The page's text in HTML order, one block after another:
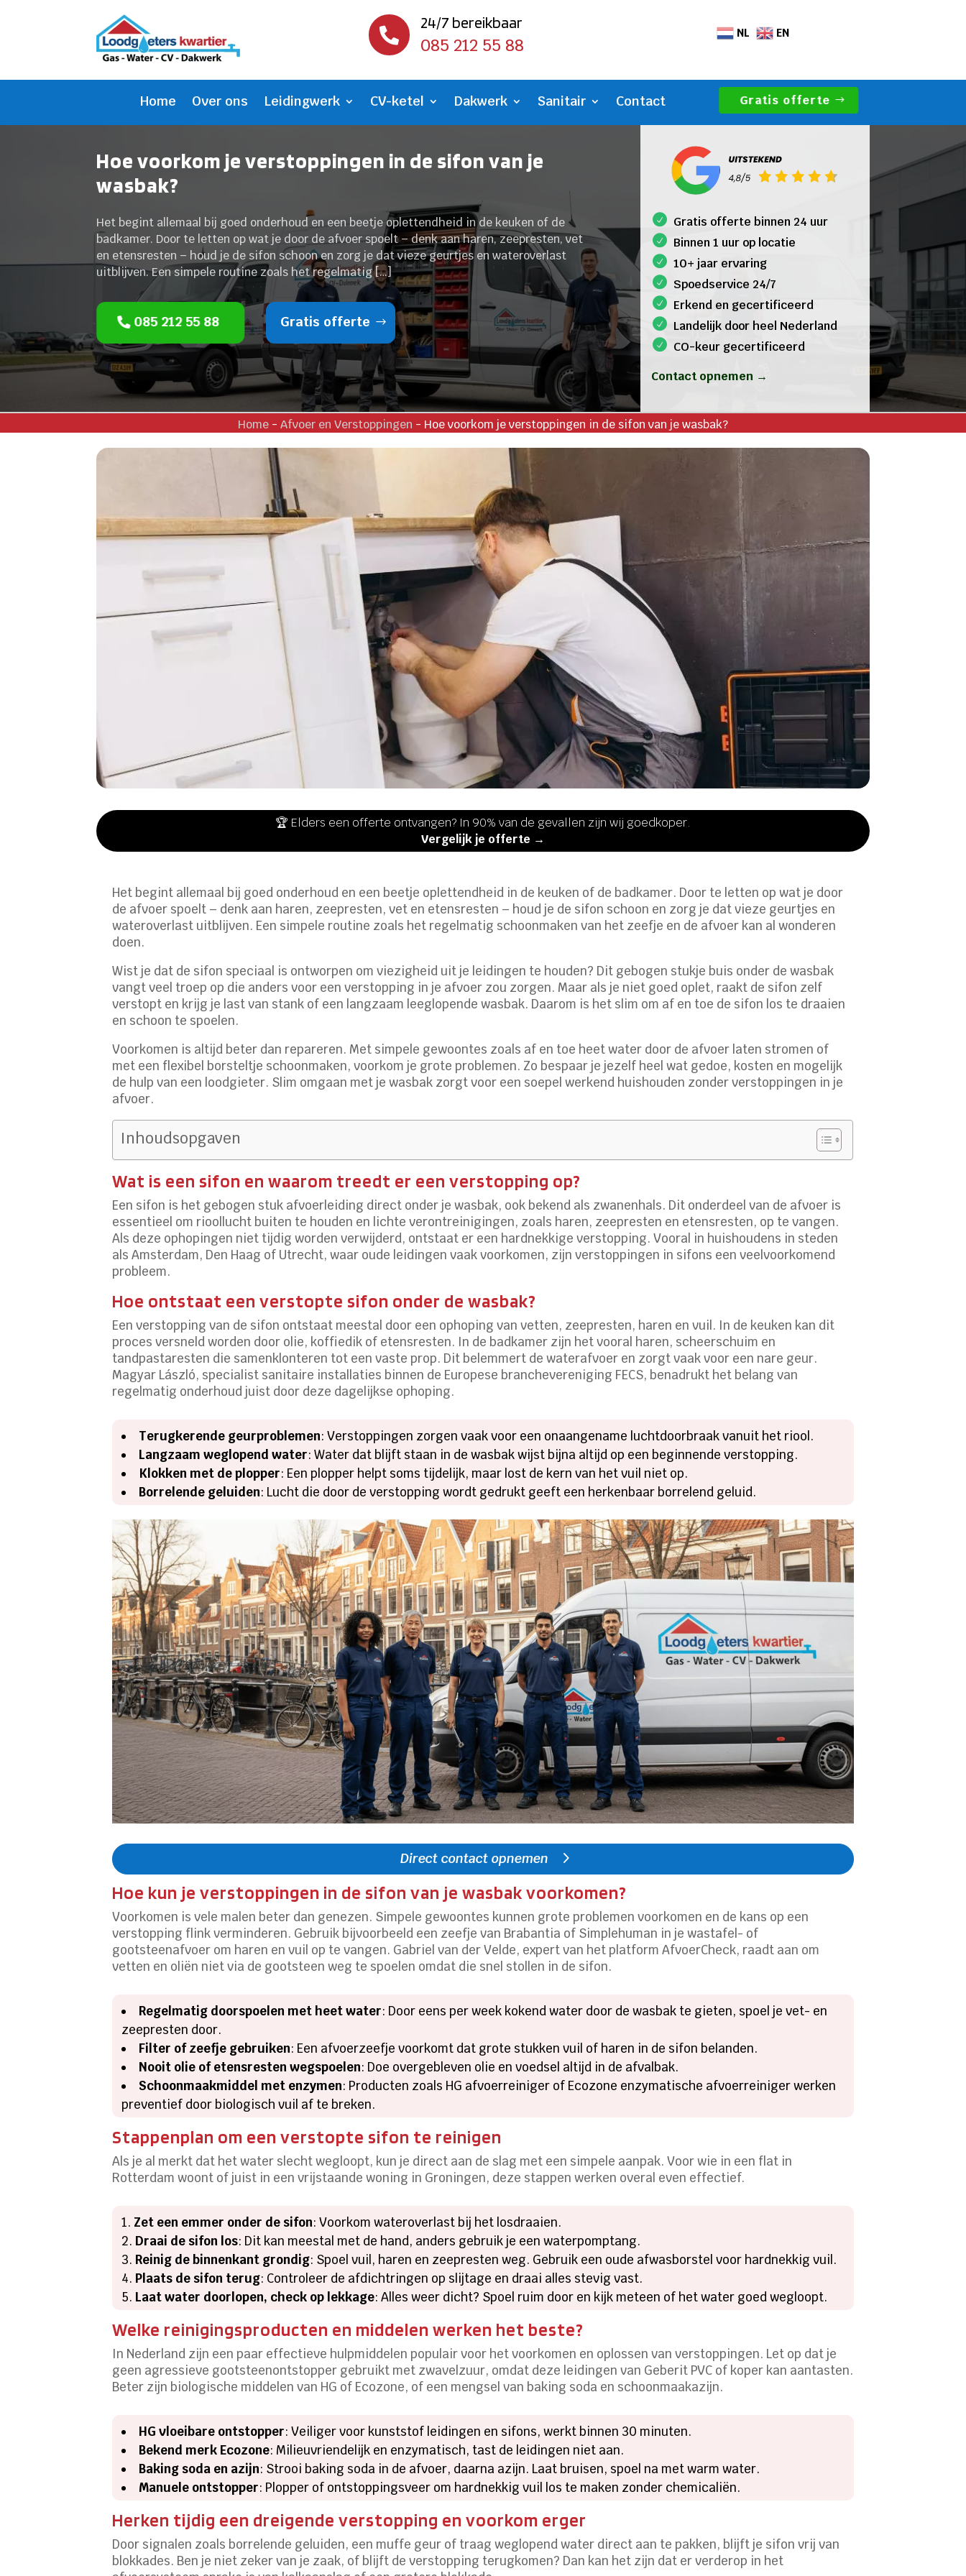

24/7 bereikbaar
085 212 55 88
NL EN
Home Over ons Leidingwerk CV-ketel Dakwerk Sanitair Contact Gratis offerte
Hoe voorkom je verstoppingen in de sifon van je
wasbak?
Het begint allemaal bij goed onderhoud en een beetje oplettendheid in de keuken of de
badkamer. Door te letten op wat je door de afvoer spoelt – denk aan haren, zeepresten, vet
en etensresten – houd je de sifon schoon en zorg je dat vieze geurtjes en wateroverlast
uitblijven. Een simpele routine zoals het regelmatig […]
085 212 55 88 Gratis offerte
Gratis offerte binnen 24 uur
Binnen 1 uur op locatie
10+ jaar ervaring
Spoedservice 24/7
Erkend en gecertificeerd
Landelijk door heel Nederland
CO-keur gecertificeerd
Contact opnemen →
Home - Afvoer en Verstoppingen - Hoe voorkom je verstoppingen in de sifon van je wasbak?
🏆 Elders een offerte ontvangen? In 90% van de gevallen zijn wij goedkoper.
Vergelijk je offerte →
Het begint allemaal bij goed onderhoud en een beetje oplettendheid in de keuken of de badkamer. Door te letten op wat je door
de afvoer spoelt – denk aan haren, zeepresten, vet en etensresten – houd je de sifon schoon en zorg je dat vieze geurtjes en
wateroverlast uitblijven. Een simpele routine zoals het regelmatig schoonmaken van het zeefje en de afvoer kan al wonderen
doen.
Wist je dat de sifon speciaal is ontworpen om viezigheid uit je leidingen te houden? Dit gebogen stukje buis onder de wasbak
vangt veel troep op die anders voor een verstopping in je afvoer zou zorgen. Maar als je niet goed oplet, raakt de sifon zelf
verstopt en krijg je last van stank of een langzaam leeglopende wasbak. Daarom is het slim om af en toe de sifon los te draaien
en schoon te spoelen.
Voorkomen is altijd beter dan repareren. Met simpele gewoontes zoals af en toe heet water door de afvoer laten stromen of
met een flexibel borsteltje schoonmaken, voorkom je grote problemen. Zo bespaar je jezelf heel wat gedoe, kosten en mogelijk
de hulp van een loodgieter. Slim omgaan met je wasbak zorgt voor een soepel werkend huishouden zonder verstoppingen in je
afvoer.
Inhoudsopgaven
Wat is een sifon en waarom treedt er een verstopping op?
Een sifon is het gebogen stuk afvoerleiding direct onder je wasbak, ook bekend als zwanenhals. Dit onderdeel van de afvoer is
essentieel om rioollucht buiten te houden en lichte verontreinigingen, zoals haren, zeepresten en etensresten, op te vangen.
Als deze ophopingen niet tijdig worden verwijderd, ontstaat er een hardnekkige verstopping. Vooral in huishoudens in steden
als Amsterdam, Den Haag of Utrecht, waar oude leidingen vaak voorkomen, zijn verstoppingen in sifons een veelvoorkomend
probleem.
Hoe ontstaat een verstopte sifon onder de wasbak?
Een verstopping van de sifon ontstaat meestal door een ophoping van vetten, zeepresten, haren en vuil. In de keuken kan dit
proces versneld worden door olie, koffiedik of etensresten. In de badkamer zijn het vooral haren, scheerschuim en
tandpastaresten die samenklonteren tot een vaste prop. Dit belemmert de waterafvoer en zorgt vaak voor een nare geur.
Magyar László, specialist sanitaire installaties binnen de Europese branchevereniging FECS, benadrukt het belang van
regelmatig onderhoud juist door deze dagelijkse ophoping.
Terugkerende geurproblemen: Verstoppingen zorgen vaak voor een onaangename luchtdoorbraak vanuit het riool.
Langzaam weglopend water: Water dat blijft staan in de wasbak wijst bijna altijd op een beginnende verstopping.
Klokken met de plopper: Een plopper helpt soms tijdelijk, maar lost de kern van het vuil niet op.
Borrelende geluiden: Lucht die door de verstopping wordt gedrukt geeft een herkenbaar borrelend geluid.
Direct contact opnemen
Hoe kun je verstoppingen in de sifon van je wasbak voorkomen?
Voorkomen is vele malen beter dan genezen. Simpele gewoontes kunnen grote problemen voorkomen en de kans op een
verstopping flink verminderen. Gebruik bijvoorbeeld een zeefje van Brabantia of Simplehuman in je wastafel- of
gootsteenafvoer om haren en vuil op te vangen. Gabriel van der Velde, expert van het platform AfvoerCheck, raadt aan om
vetten en oliën niet via de gootsteen weg te spoelen omdat die snel stollen in de sifon.
Regelmatig doorspoelen met heet water: Door eens per week kokend water door de wasbak te gieten, spoel je vet- en
zeepresten door.
Filter of zeefje gebruiken: Een afvoerzeefje voorkomt dat grote stukken vuil of haren in de sifon belanden.
Nooit olie of etensresten wegspoelen: Doe overgebleven olie en voedsel altijd in de afvalbak.
Schoonmaakmiddel met enzymen: Producten zoals HG afvoerreiniger of Ecozone enzymatische afvoerreiniger werken
preventief door biologisch vuil af te breken.
Stappenplan om een verstopte sifon te reinigen
Als je al merkt dat het water slecht wegloopt, kun je direct aan de slag met een simpele aanpak. Voor wie in een flat in
Rotterdam woont of juist in een vrijstaande woning in Groningen, deze stappen werken overal even effectief.
Zet een emmer onder de sifon: Voorkom wateroverlast bij het losdraaien.
Draai de sifon los: Dit kan meestal met de hand, anders gebruik je een waterpomptang.
Reinig de binnenkant grondig: Spoel vuil, haren en zeepresten weg. Gebruik een oude afwasborstel voor hardnekkig vuil.
Plaats de sifon terug: Controleer de afdichtringen op slijtage en draai alles stevig vast.
Laat water doorlopen, check op lekkage: Alles weer dicht? Spoel ruim door en kijk meteen of het water goed wegloopt.
Welke reinigingsproducten en middelen werken het beste?
In Nederland zijn een paar effectieve hulpmiddelen populair voor het voorkomen en oplossen van verstoppingen. Let op dat je
geen agressieve gootsteenontstopper gebruikt met zwavelzuur, omdat deze leidingen van Geberit PVC of koper kan aantasten.
Beter zijn biologische middelen van HG of Ecozone, of een mengsel van baking soda en schoonmaakazijn.
HG vloeibare ontstopper: Veiliger voor kunststof leidingen en sifons, werkt binnen 30 minuten.
Bekend merk Ecozone: Milieuvriendelijk en enzymatisch, tast de leidingen niet aan.
Baking soda en azijn: Strooi baking soda in de afvoer, daarna azijn. Laat bruisen, spoel na met warm water.
Manuele ontstopper: Plopper of ontstoppingsveer om hardnekkig vuil los te maken zonder chemicaliën.
Herken tijdig een dreigende verstopping en voorkom erger
Door signalen zoals borrelende geluiden, een muffe geur of traag weglopend water direct aan te pakken, blijft je sifon vrij van
blokkades. Ben je niet zeker van je zaak, of blijft de verstopping terugkomen? Dan kan het zijn dat er verderop in het